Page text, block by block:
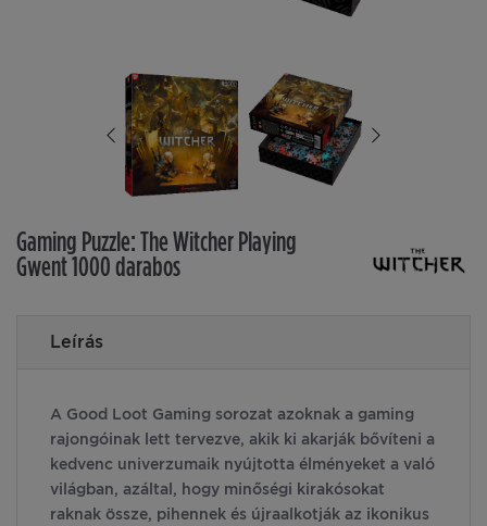
Gaming Puzzle: The Witcher Playing
Gwent 1000 darabos
Leírás
A Good Loot Gaming sorozat azoknak a gaming
rajongóinak lett tervezve, akik ki akarják bővíteni a
kedvenc univerzumaik nyújtotta élményeket a való
világban, azáltal, hogy minőségi kirakósokat
raknak össze, pihennek és újraalkotják az ikonikus